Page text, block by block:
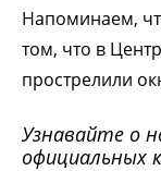
Напоминаем,
том, что в
прострелили
Узнавайте о
официальных